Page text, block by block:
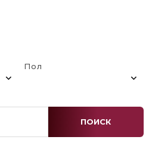
Пол
ПОИСК